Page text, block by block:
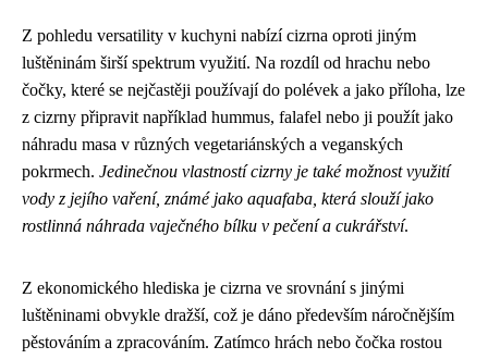
Z pohledu versatility v kuchyni nabízí cizrna oproti jiným
luštěninám širší spektrum využití. Na rozdíl od hrachu nebo
čočky, které se nejčastěji používají do polévek a jako příloha, lze
z cizrny připravit například hummus, falafel nebo ji použít jako
náhradu masa v různých vegetariánských a veganských
pokrmech. Jedinečnou vlastností cizrny je také možnost využití
vody z jejího vaření, známé jako aquafaba, která slouží jako
rostlinná náhrada vaječného bílku v pečení a cukrářství.
Z ekonomického hlediska je cizrna ve srovnání s jinými
luštěninami obvykle dražší, což je dáno především náročnějším
pěstováním a zpracováním. Zatímco hrách nebo čočka rostou